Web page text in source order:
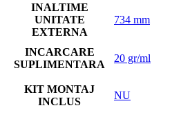
INALTIME
UNITATE
EXTERNA
734 mm
INCARCARE
SUPLIMENTARA
20 gr/ml
KIT MONTAJ
INCLUS
NU